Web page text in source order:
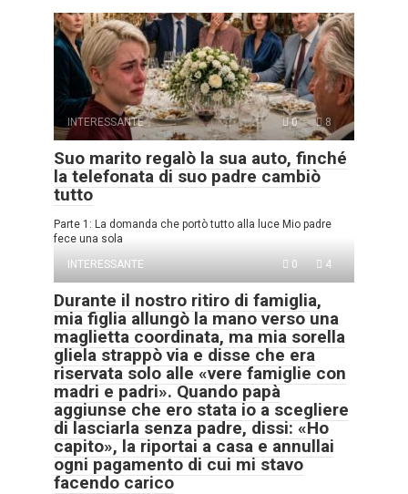
INTERESSANTE 0 8
Suo marito regalò la sua auto, finché
la telefonata di suo padre cambiò
tutto
Parte 1: La domanda che portò tutto alla luce Mio padre
fece una sola
INTERESSANTE
0 4
Durante il nostro ritiro di famiglia,
mia figlia allungò la mano verso una
maglietta coordinata, ma mia sorella
gliela strappò via e disse che era
riservata solo alle «vere famiglie con
madri e padri». Quando papà
aggiunse che ero stata io a scegliere
di lasciarla senza padre, dissi: «Ho
capito», la riportai a casa e annullai
ogni pagamento di cui mi stavo
facendo carico